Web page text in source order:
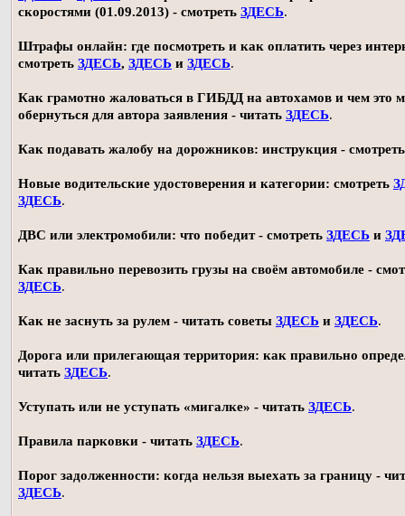
скоростями (01.09.2013) - смотреть ЗДЕСЬ.
Штрафы онлайн: где посмотреть и как оплатить через
смотреть ЗДЕСЬ, ЗДЕСЬ и ЗДЕСЬ.
Как грамотно жаловаться в ГИБДД на автохамов и чем это
обернуться для автора заявления - читать ЗДЕСЬ.
Как подавать жалобу на дорожников: инструкция -
Новые водительские удостоверения и категории: смотреть
ЗДЕСЬ.
ДВС или электромобили: что победит - смотреть ЗДЕСЬ и
Как правильно перевозить грузы на своём автомобиле -
ЗДЕСЬ.
Как не заснуть за рулем - читать советы ЗДЕСЬ и ЗДЕСЬ.
Дорога или прилегающая территория: как правильно
читать ЗДЕСЬ.
Уступать или не уступать «мигалке» - читать ЗДЕСЬ.
Правила парковки - читать ЗДЕСЬ.
Порог задолженности: когда нельзя выехать за границу -
ЗДЕСЬ.